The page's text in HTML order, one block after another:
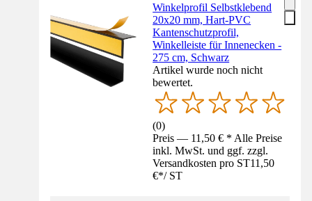
Winkelprofil Selbstklebend
20x20 mm, Hart-PVC
Kantenschutzprofil,
Winkelleiste für Innenecken -
275 cm, Schwarz
Artikel wurde noch nicht
bewertet.
(0)
Preis — 11,50 € * Alle Preise
inkl. MwSt. und ggf. zzgl.
Versandkosten pro ST11,50
€*/ ST